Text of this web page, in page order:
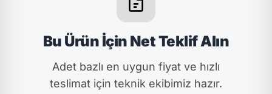
Bu Ürün İçin Net Teklif Alın
Adet bazlı en uygun fiyat ve hızlı
teslimat için teknik ekibimiz hazır.